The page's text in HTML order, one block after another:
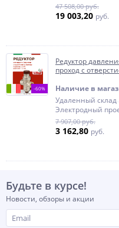
47 508,00 руб.
19 003,20 руб.
-60%
Редуктор
проход с
Наличие в
Удаленный склад
Электродный
7 907,00 руб.
3 162,80 руб.
Будьте в курсе!
Новости, обзоры и акции